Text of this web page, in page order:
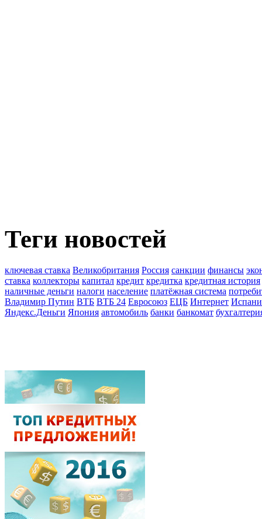
Теги новостей
ключевая ставка Великобритания Россия санкции финансы
ставка коллекторы капитал кредит кредитка кредитная история
наличные деньги налоги население платёжная система
Владимир Путин ВТБ ВТБ 24 Евросоюз ЕЦБ Интернет
Яндекс.Деньги Япония автомобиль банки банкомат